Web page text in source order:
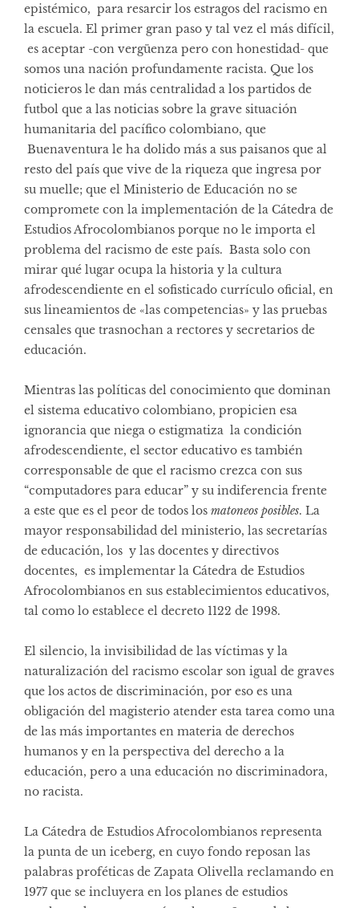
epistémico, para resarcir los estragos del racismo en
la escuela. El primer gran paso y tal vez el más difícil,
es aceptar -con vergüenza pero con honestidad- que
somos una nación profundamente racista. Que los
noticieros le dan más centralidad a los partidos de
futbol que a las noticias sobre la grave situación
humanitaria del pacífico colombiano, que
Buenaventura le ha dolido más a sus paisanos que al
resto del país que vive de la riqueza que ingresa por
su muelle; que el Ministerio de Educación no se
compromete con la implementación de la Cátedra de
Estudios Afrocolombianos porque no le importa el
problema del racismo de este país. Basta solo con
mirar qué lugar ocupa la historia y la cultura
afrodescendiente en el sofisticado currículo oficial, en
sus lineamientos de «las competencias» y las pruebas
censales que trasnochan a rectores y secretarios de
educación.
Mientras las políticas del conocimiento que dominan
el sistema educativo colombiano, propicien esa
ignorancia que niega o estigmatiza la condición
afrodescendiente, el sector educativo es también
corresponsable de que el racismo crezca con sus
“computadores para educar” y su indiferencia frente
a este que es el peor de todos los matoneos posibles. La
mayor responsabilidad del ministerio, las secretarías
de educación, los y las docentes y directivos
docentes, es implementar la Cátedra de Estudios
Afrocolombianos en sus establecimientos educativos,
tal como lo establece el decreto 1122 de 1998.
El silencio, la invisibilidad de las víctimas y la
naturalización del racismo escolar son igual de graves
que los actos de discriminación, por eso es una
obligación del magisterio atender esta tarea como una
de las más importantes en materia de derechos
humanos y en la perspectiva del derecho a la
educación, pero a una educación no discriminadora,
no racista.
La Cátedra de Estudios Afrocolombianos representa
la punta de un iceberg, en cuyo fondo reposan las
palabras proféticas de Zapata Olivella reclamando en
1977 que se incluyera en los planes de estudios